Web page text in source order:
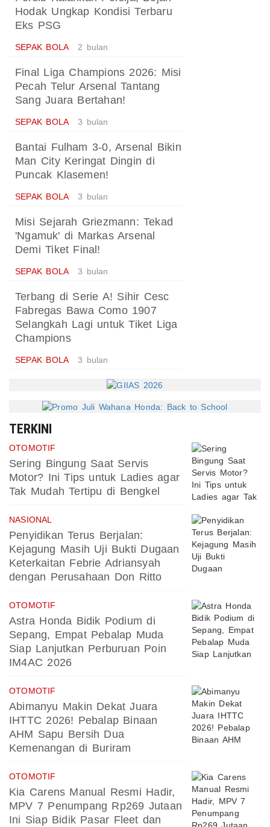
Hodak Ungkap Kondisi Terbaru
Eks PSG
SEPAK BOLA 2 bulan
Final Liga Champions 2026: Misi
Pecah Telur Arsenal Tantang
Sang Juara Bertahan!
SEPAK BOLA 3 bulan
Bantai Fulham 3-0, Arsenal Bikin
Man City Keringat Dingin di
Puncak Klasemen!
SEPAK BOLA 3 bulan
Misi Sejarah Griezmann: Tekad
'Ngamuk' di Markas Arsenal
Demi Tiket Final!
SEPAK BOLA 3 bulan
Terbang di Serie A! Sihir Cesc
Fabregas Bawa Como 1907
Selangkah Lagi untuk Tiket Liga
Champions
SEPAK BOLA 3 bulan
TERKINI
OTOMOTIF
Sering Bingung Saat Servis
Motor? Ini Tips untuk Ladies agar
Tak Mudah Tertipu di Bengkel
NASIONAL
Penyidikan Terus Berjalan:
Kejagung Masih Uji Bukti Dugaan
Keterkaitan Febrie Adriansyah
dengan Perusahaan Don Ritto
OTOMOTIF
Astra Honda Bidik Podium di
Sepang, Empat Pebalap Muda
Siap Lanjutkan Perburuan Poin
IM4AC 2026
OTOMOTIF
Abimanyu Makin Dekat Juara
IHTTC 2026! Pebalap Binaan
AHM Sapu Bersih Dua
Kemenangan di Buriram
OTOMOTIF
Kia Carens Manual Resmi Hadir,
MPV 7 Penumpang Rp269 Jutaan
Ini Siap Bidik Pasar Fleet dan